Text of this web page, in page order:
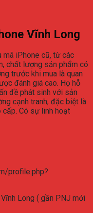
Vĩnh Long
mã iPhone cũ, từ các
chất lượng sản phẩm có
trước khi mua là quan
đánh giá cao. Họ hỗ
đề phát sinh với sản
cạnh tranh, đặc biệt là
Có sự linh hoạt
profile.php?
Long ( gần PNJ mới